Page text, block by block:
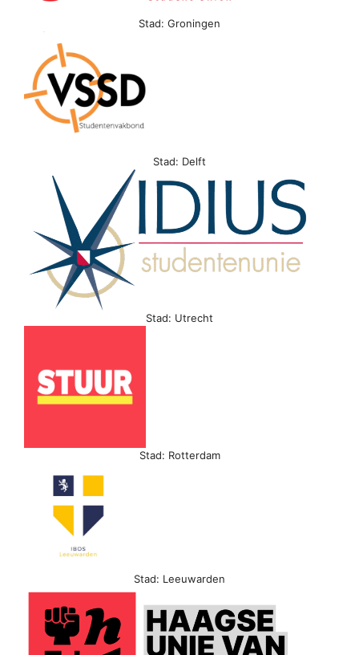
Stad: Groningen
Stad: Delft
Stad: Utrecht
Stad: Rotterdam
Stad: Leeuwarden